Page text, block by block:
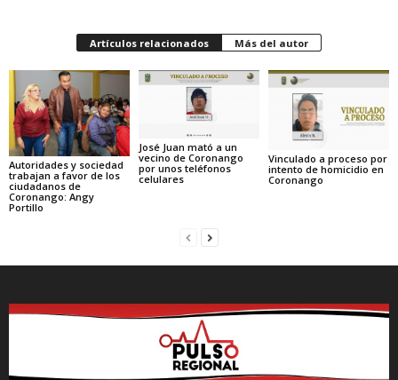
Artículos relacionados Más del autor
Autoridades y sociedad
trabajan a favor de los
ciudadanos de
Coronango: Angy
Portillo
José Juan mató a un
vecino de Coronango
por unos teléfonos
celulares
Vinculado a proceso por
intento de homicidio en
Coronango